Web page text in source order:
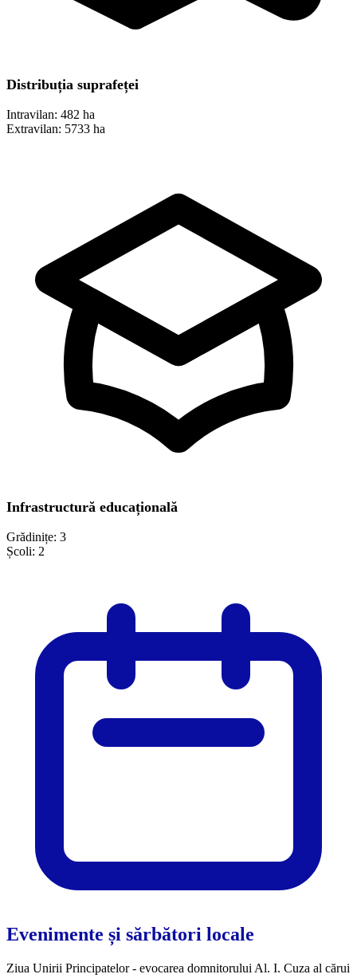
Distribuția suprafeței
Intravilan: 482 ha
Extravilan: 5733 ha
Infrastructură educațională
Grădinițe: 3
Școli: 2
Evenimente și sărbători locale
Ziua Unirii Principatelor - evocarea domnitorului Al. I. Cuza al cărui